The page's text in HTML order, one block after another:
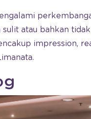
atau bahkan
impression,